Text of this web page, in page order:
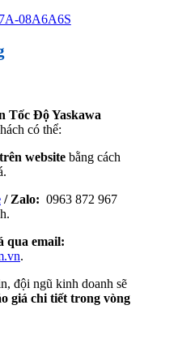
08A6A6S
Tốc Độ Yaskawa
có thể:
website bằng cách
/ Zalo: 0963 872 967
qua email:
.
đội ngũ kinh doanh sẽ
giá chi tiết trong vòng